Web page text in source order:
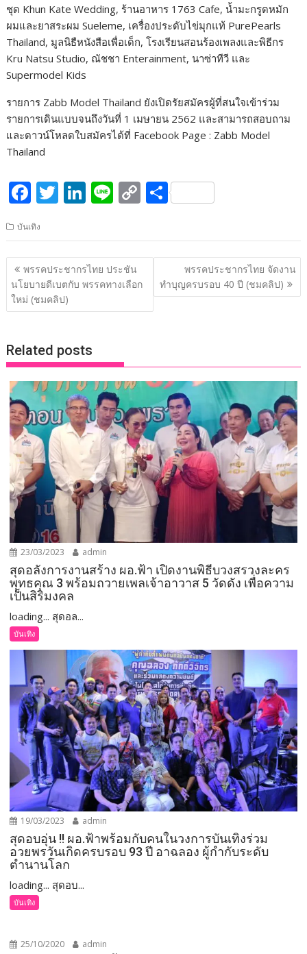
ชุด Khun Kate Wedding, ร้านอาหาร 1763 Cafe, น้ำมะกรูดหมัก
ผมและยาสระผม Sueleme, เครื่องประดับไข่มุกแท้ PurePearls
Thailand, มูลนิธืหนังสือเพื่อเด็ก, โรงเรียนสอนร้องเพลงและพิธีกร
Kru Natsu Studio, ณัชชา Enterainment, นาซ่าทีวี และ
Supermodel Kids
รายการ Zabb Model Thailand ยังเปิดรัยสมัครผู้ที่สนใจเข้าร่วม
รายการเดินแบบจนถึงวันที่ 1 เมษายน 2562 และสามารถสอบถาม
และดาวน์โหลดใบสมัครได้ที่ Facebook Page : Zabb Model
Thailand
F
e
b
o
o
T
itt
er
Li
k
e
dI
Li
e
C
p
y
Li
n
S
ar
e
บันเทิง
แนะแนว
เรื่อง
พรรคประชากรไทย ประชัน
นโยบายดีเบตกับ พรรคทางเลือก
ใหม่ (ชมคลิป)
พรรคประชากรไทย จัดงาน
ทำบุญครบรอบ 40 ปี (ชมคลิป)
Related posts
23/03/2023 admin
สุดอลังการงานสร้าง ผอ.ฟ้า เปิดงานพิธีบวงสรวงละคร
พุทธคุณ 3 พร้อมถวายเพลเจ้าอาวาส 5 วัดดัง เพื่อความ
เป็นสิริมงคล
loading... สุดอล...
บันเทิง
19/03/2023 admin
สุดอบอุ่น !! ผอ.ฟ้าพร้อมกับคนในวงการบันเทิงร่วม
อวยพรวันเกิดครบรอบ 93 ปี อาฉลอง ผู้กำกับระดับ
ตำนานโลก
loading... สุดอบ...
บันเทิง
25/10/2020 admin